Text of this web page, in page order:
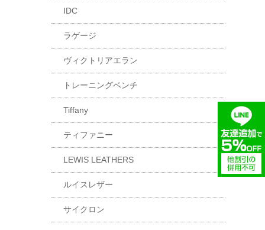
IDC
ラゲージ
ヴィクトリアエラン
トレーニングベンチ
Tiffany
ティファニー
LEWIS LEATHERS
ルイスレザー
サイクロン